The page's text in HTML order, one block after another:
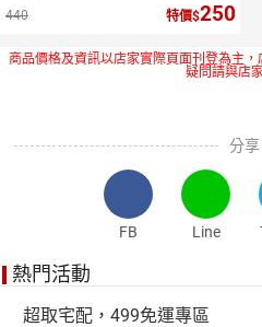
440 特價 250
商品價格及資訊以店家實際頁面刊登為主
疑問請與店
分享
FB Line
熱門活動
超取宅配，499免運專區